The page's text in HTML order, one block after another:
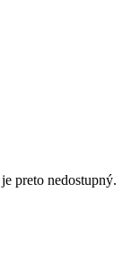
preto nedostupný.